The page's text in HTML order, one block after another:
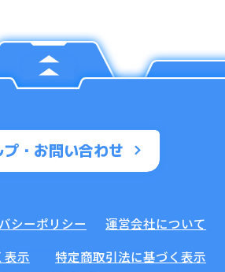
・お問い合わせ
シーポリシー
運営会社について
表示
特定商取引法に基づく表示